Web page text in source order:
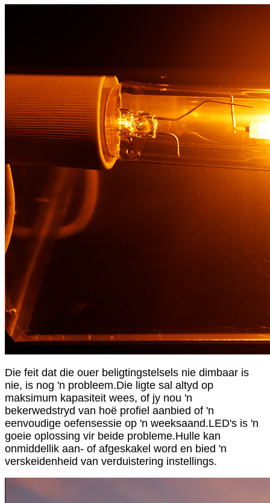
Die feit dat die ouer beligtingstelsels nie dimbaar is
nie, is nog 'n probleem.Die ligte sal altyd op
maksimum kapasiteit wees, of jy nou 'n
bekerwedstryd van hoë profiel aanbied of 'n
eenvoudige oefensessie op 'n weeksaand.LED's is 'n
goeie oplossing vir beide probleme.Hulle kan
onmiddellik aan- of afgeskakel word en bied 'n
verskeidenheid van verduistering instellings.